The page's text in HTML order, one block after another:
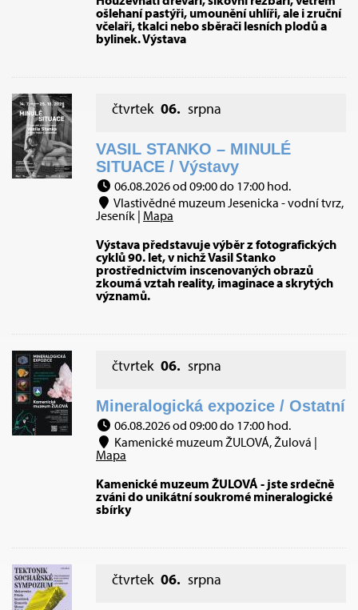
ošlehaní pastýři, umounění uhlíři, ale i zruční
včelaři, tkalci nebo sběrači lesních plodů a
bylinek. Výstava
čtvrtek 06. srpna
VASIL STANKO – MINULÉ
SITUACE / Výstavy
06.08.2026 od 09:00 do 17:00 hod.
Vlastivědné muzeum Jesenicka - vodní tvrz,
Jeseník | Mapa
Výstava představuje výběr z fotografických
cyklů 90. let, v nichž Vasil Stanko
prostřednictvím inscenovaných obrazů
zkoumá vztah reality, imaginace a skrytých
významů.
čtvrtek 06. srpna
Mineralogická expozice / Ostatní
06.08.2026 od 09:00 do 17:00 hod.
Kamenické muzeum ŽULOVÁ, Žulová |
Mapa
Kamenické muzeum ŽULOVÁ - jste srdečně
zváni do unikátní soukromé mineralogické
sbírky
čtvrtek 06. srpna